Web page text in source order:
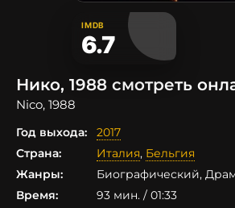
IMDB
6.7
Нико, 1988 смотреть
Nico, 1988
Год выхода:
2017
Страна:
Италия, Бельгия
Жанры:
Биографический,
Время:
93 мин. / 01:33